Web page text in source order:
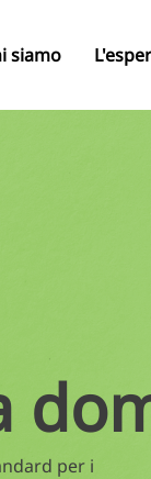
siamo
per i